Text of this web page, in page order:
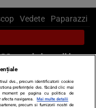
Vedete Paparazzi
sau trimite mail la
Politică
dvs., precum identificatorii cookie
preferințele dvs. făcând clic mai
pe pagina cu politica de
navigarea.
Mai multe detalii
precum si furnizorii nostri de